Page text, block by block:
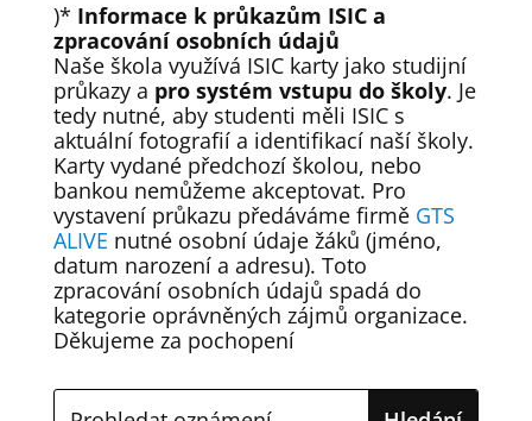
)* Informace k průkazům ISIC a
zpracování osobních údajů
Naše škola využívá ISIC karty jako studijní
průkazy a pro systém vstupu do školy. Je
tedy nutné, aby studenti měli ISIC s
aktuální fotografií a identifikací naší školy.
Karty vydané předchozí školou, nebo
bankou nemůžeme akceptovat. Pro
vystavení průkazu předáváme firmě GTS
ALIVE nutné osobní údaje žáků (jméno,
datum narození a adresu). Toto
zpracování osobních údajů spadá do
kategorie oprávněných zájmů organizace.
Děkujeme za pochopení